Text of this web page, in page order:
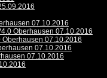
07.10.2016
Oberhausen 07.10.2016
Oberhausen 07.10.2016
07.10.2016
07.10.2016